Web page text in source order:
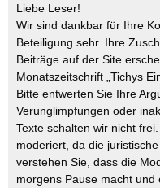
Liebe Leser!
Wir sind dankbar für Ihre
Beteiligung sehr. Ihre
Beiträge auf der Site
Monatszeitschrift „Tichys
Bitte entwerten Sie Ihre
Verunglimpfungen oder
Texte schalten wir nicht
moderiert, da die
verstehen Sie, dass die
morgens Pause macht und